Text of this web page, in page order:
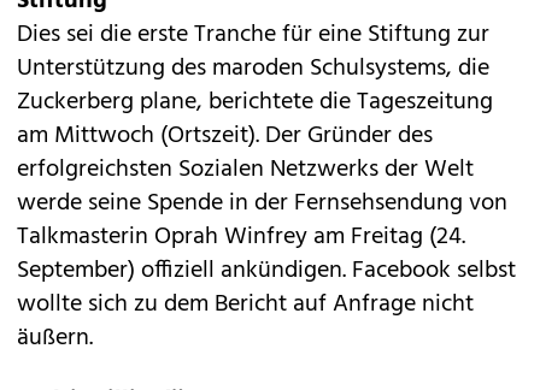
Dies sei die erste Tranche für eine Stiftung zur
Unterstützung des maroden Schulsystems, die
Zuckerberg plane, berichtete die Tageszeitung
am Mittwoch (Ortszeit). Der Gründer des
erfolgreichsten Sozialen Netzwerks der Welt
werde seine Spende in der Fernsehsendung von
Talkmasterin Oprah Winfrey am Freitag (24.
September) offiziell ankündigen. Facebook selbst
wollte sich zu dem Bericht auf Anfrage nicht
äußern.